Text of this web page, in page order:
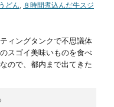
どん, ８時間煮込んだ牛スジ
ィングタンクで不思議体
スゴイ美味いものを食べ
ので、都内まで出てきた